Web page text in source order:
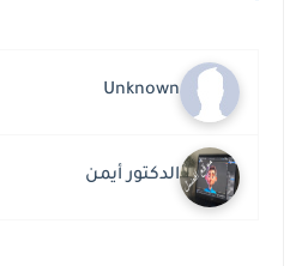
Unknown
الدكتور أيمن